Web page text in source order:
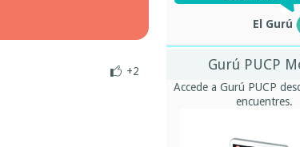
+2
El Gurú
Gurú PUCP
Accede a Gurú PUCP
encuentres.